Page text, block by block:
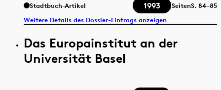
Stadtbuch-Artikel 1993 SeitenS. 84–85
Weitere Details des Dossier-Eintrags anzeigen
Das Europainstitut an der
Universität Basel